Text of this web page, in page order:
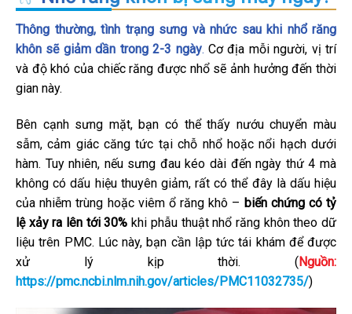
Thông thường, tình trạng sưng và nhức sau khi nhổ răng
khôn sẽ giảm dần trong 2-3 ngày. Cơ địa mỗi người, vị trí
và độ khó của chiếc răng được nhổ sẽ ảnh hưởng đến thời
gian này.
Bên cạnh sưng mặt, bạn có thể thấy nướu chuyển màu
sẫm, cảm giác căng tức tại chỗ nhổ hoặc nổi hạch dưới
hàm. Tuy nhiên, nếu sưng đau kéo dài đến ngày thứ 4 mà
không có dấu hiệu thuyên giảm, rất có thể đây là dấu hiệu
của nhiễm trùng hoặc viêm ổ răng khô – biến chứng có tỷ
lệ xảy ra lên tới 30% khi phẫu thuật nhổ răng khôn theo dữ
liệu trên PMC. Lúc này, bạn cần lập tức tái khám để được
xử lý kịp thời. (Nguồn:
https://pmc.ncbi.nlm.nih.gov/articles/PMC11032735/)